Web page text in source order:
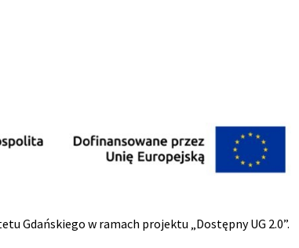
Gdańskiego w ramach projektu „Dostępny UG 2.0”.